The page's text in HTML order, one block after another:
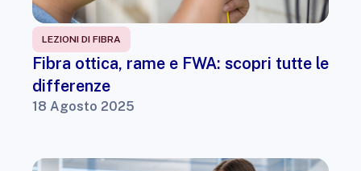
LEZIONI DI FIBRA
Fibra ottica, rame e FWA: scopri tutte le
differenze
18 Agosto 2025